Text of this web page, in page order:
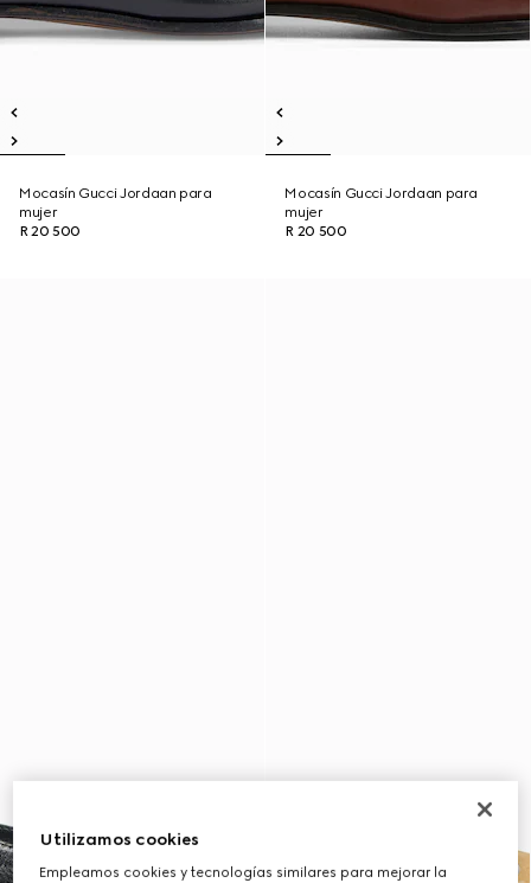
Mocasín Gucci Jordaan para
mujer
R 20 500
Mocasín Gucci Jordaan para
mujer
R 20 500
Utilizamos cookies
Empleamos cookies y tecnologías similares para mejorar la